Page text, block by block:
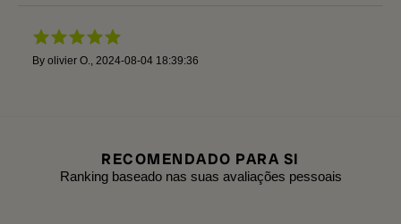
By olivier O. 2024-08-04 18:39:36
RECOMENDADO PARA SI
Ranking baseado nas suas avaliações pessoais